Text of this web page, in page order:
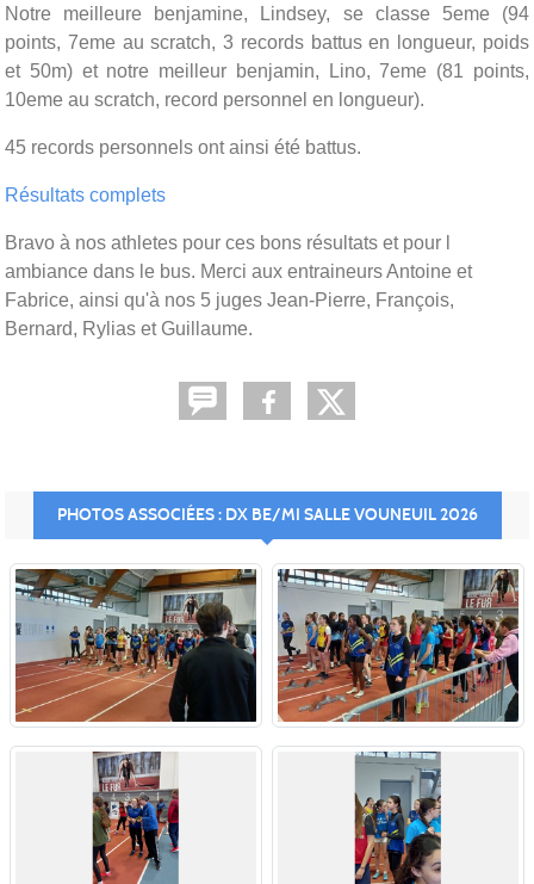
Notre meilleure benjamine, Lindsey, se classe 5eme (94
points, 7eme au scratch, 3 records battus en longueur, poids
et 50m) et notre meilleur benjamin, Lino, 7eme (81 points,
10eme au scratch, record personnel en longueur).
45 records personnels ont ainsi été battus.
Résultats complets
Bravo à nos athletes pour ces bons résultats et pour l
ambiance dans le bus. Merci aux entraineurs Antoine et
Fabrice, ainsi qu'à nos 5 juges Jean-Pierre, François,
Bernard, Rylias et Guillaume.
PHOTOS ASSOCIÉES : DX BE/MI SALLE VOUNEUIL 2026